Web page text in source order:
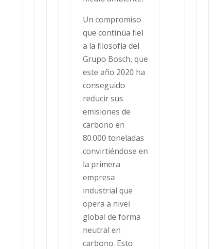
Un compromiso
que continúa fiel
a la filosofía del
Grupo Bosch, que
este año 2020 ha
conseguido
reducir sus
emisiones de
carbono en
80.000 toneladas
convirtiéndose en
la primera
empresa
industrial que
opera a nivel
global de forma
neutral en
carbono. Esto